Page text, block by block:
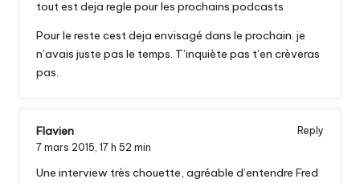
tout est deja regle pour les prochains podcasts
Pour le reste cest deja envisagé dans le prochain. je
n’avais juste pas le temps. T’inquiète pas t’en crèveras
pas.
Flavien
Reply
7 mars 2015, 17 h 52 min
Une interview très chouette, agréable d’entendre Fred